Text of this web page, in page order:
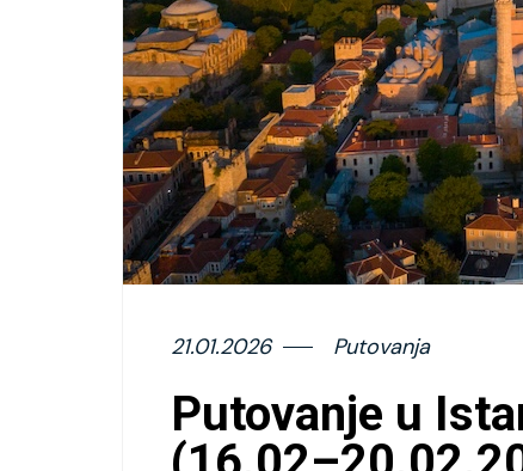
21.01.2026 Putovanja
Putovanje u